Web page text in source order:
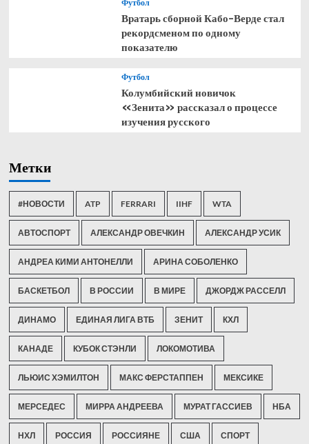
Футбол
Вратарь сборной Кабо-Верде стал
рекордсменом по одному
показателю
Футбол
Колумбийский новичок
«Зенита» рассказал о процессе
изучения русского
Метки
#НОВОСТИ ATP FERRARI IIHF WTA
АВТОСПОРТ АЛЕКСАНДР ОВЕЧКИН АЛЕКСАНДР УСИК
АНДРЕА КИМИ АНТОНЕЛЛИ АРИНА СОБОЛЕНКО
БАСКЕТБОЛ В РОССИИ В МИРЕ ДЖОРДЖ РАССЕЛЛ
ДИНАМО ЕДИНАЯ ЛИГА ВТБ ЗЕНИТ КХЛ
КАНАДЕ КУБОК СТЭНЛИ ЛОКОМОТИВА
ЛЬЮИС ХЭМИЛТОН МАКС ФЕРСТАППЕН МЕКСИКЕ
МЕРСЕДЕС МИРРА АНДРЕЕВА МУРАТ ГАССИЕВ НБА
НХЛ РОССИЯ РОССИЯНЕ США СПОРТ